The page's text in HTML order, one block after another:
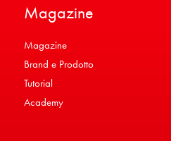
Magazine
Magazine
Brand e Prodotto
Tutorial
Academy